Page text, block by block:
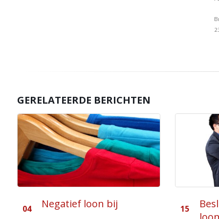
GERELATEERDE BERICHTEN
15
Besluit terugbetaling
07